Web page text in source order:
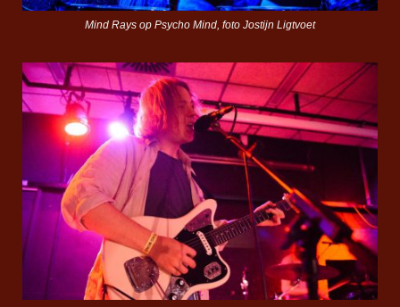
Mind Rays op Psycho Mind, foto Jostijn Ligtvoet